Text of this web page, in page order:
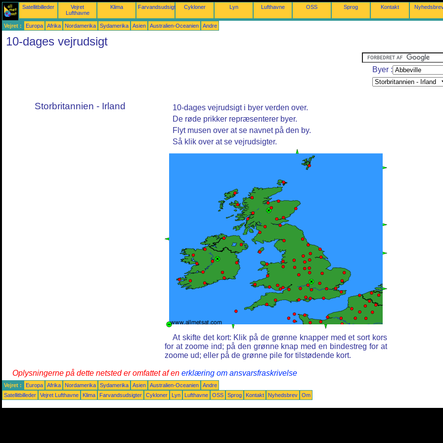
Satellitbilleder
Vejret
Lufthavne
Klima Farvandsudsigter Cykloner Lyn Lufthavne OSS Sprog Kontakt
Vejret : Europa Afrika Nordamerika Sydamerika Asien Australien-Oceanien Andre
10-dages vejrudsigt
Byer :
Storbritannien - Irland
10-dages vejrudsigt i byer verden over.
De røde prikker repræsenterer byer.
Flyt musen over at se navnet på den by.
Så klik over at se vejrudsigter.
At skifte det kort: Klik på de grønne knapper med et sort kors
for at zoome ind; på den grønne knap med en bindestreg for at
zoome ud; eller på de grønne pile for tilstødende kort.
Oplysningerne på dette netsted er omfattet af en erklæring om ansvarsfraskrivelse
Vejret : Europa Afrika Nordamerika Sydamerika Asien Australien-Oceanien
Andre
Satellitbilleder
Vejret Lufthavne Klima Farvandsudsigter Cykloner Lyn Lufthavne OSS Sprog Kontakt Nyhedsbrev Om